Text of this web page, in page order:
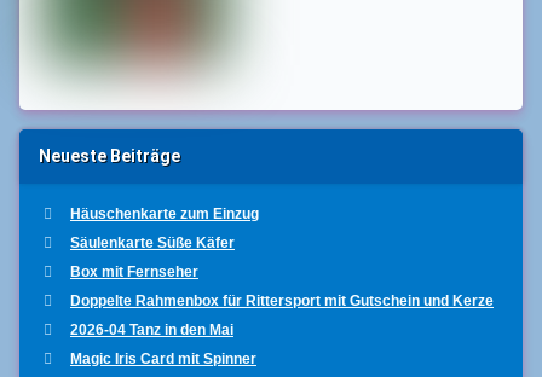
Neueste Beiträge
Häuschenkarte zum Einzug
Säulenkarte Süße Käfer
Box mit Fernseher
Doppelte Rahmenbox für Rittersport mit Gutschein und Kerze
2026-04 Tanz in den Mai
Magic Iris Card mit Spinner